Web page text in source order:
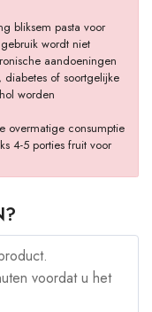
bliksem pasta voor
wordt niet
aandoeningen
of soortgelijke
worden
overmatige consumptie
4-5 porties fruit voor
voordat u het